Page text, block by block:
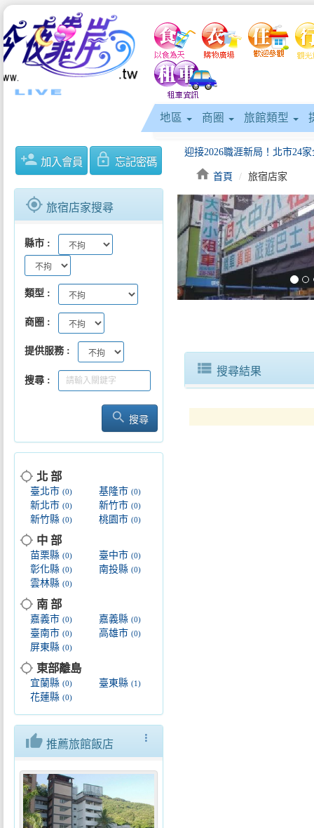
地區 商圈 旅館類型
person_add 加入會員 lock_outline 忘記密碼
gps_fixed 旅宿店家搜尋
縣市
類型
商圈
提供服務
搜尋
search 搜尋
location_searching 北 部
臺北市 (0) 基隆市(0)
新北市 (0) 新竹市(0)
新竹縣 (0) 桃園市(0)
location_searching 中 部
苗栗縣 (0) 臺中市(0)
彰化縣 (0) 南投縣(0)
雲林縣 (0)
location_searching 南 部
嘉義市 (0) 嘉義縣(0)
臺南市 (0) 高雄市(0)
屏東縣 (0)
location_searching 東部離島
宜蘭縣 (0) 臺東縣(1)
花蓮縣 (0)
more_vert
thumb_up 推薦旅館飯店
home 首頁 旅宿店家
keyboard_arrow_left
view_list 搜尋結果